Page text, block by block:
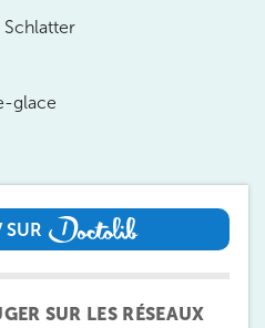
SUR
SUR
SUR LES RÉSEAUX
Schlatter
glace
LAZARE
75008 Paris